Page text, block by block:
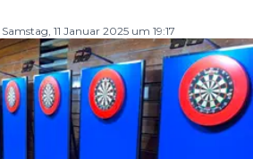
Samstag, 11 Januar 2025 um 19:17